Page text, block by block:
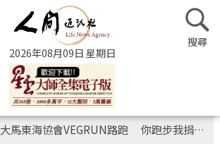
2026年08月09日 星期日
大馬東海協會VEGRUN路跑 你跑步我捐糧齊做公益